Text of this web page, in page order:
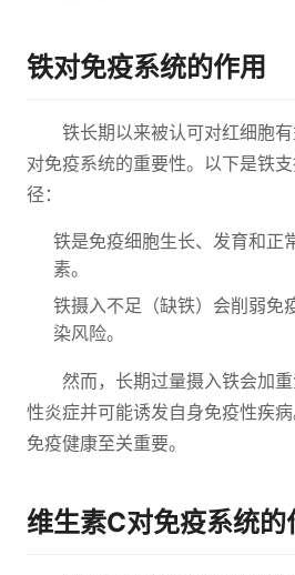
铁对免疫系统的作用
铁长期以来被认可对红细胞
对免疫系统的重要性。以下是铁
径：
铁是免疫细胞生长、发育和正
素。
铁摄入不足（缺铁）会削弱免
染风险。
然而，长期过量摄入铁会加
性炎症并可能诱发自身免疫性疾
免疫健康至关重要。
维生素C对免疫系统的